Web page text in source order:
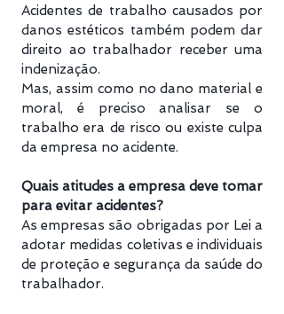
Acidentes de trabalho causados por
danos estéticos também podem dar
direito ao trabalhador receber uma
indenização.
Mas, assim como no dano material e
moral, é preciso analisar se o
trabalho era de risco ou existe culpa
da empresa no acidente.
Quais atitudes a empresa deve tomar
para evitar acidentes?
As empresas são obrigadas por Lei a
adotar medidas coletivas e individuais
de proteção e segurança da saúde do
trabalhador.